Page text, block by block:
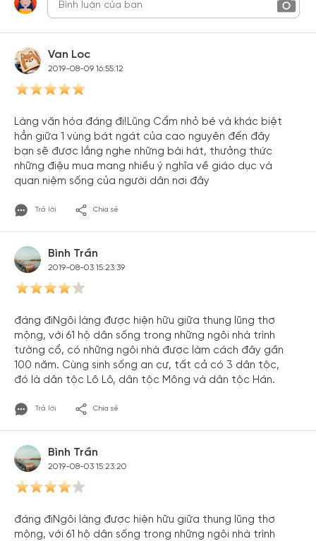
Van Loc
2019-08-09 16:55:12
Làng văn hóa đáng đi!Lũng Cẩm nhỏ bé và khác biệt
hẳn giữa 1 vùng bát ngát của cao nguyên đến đây
bạn sẽ đươc lắng nghe những bài hát, thưởng thức
những điệu mua mang nhiều ý nghĩa về giáo dục và
quan niệm sống của người dân nơi đây
Trả lời Chia sẻ
Bình Trần
2019-08-03 15:23:39
đáng điNgôi làng được hiện hữu giữa thung lũng thơ
mộng, với 61 hộ dân sống trong những ngôi nhà trình
tường cổ, có những ngôi nhà được làm cách đây gần
100 năm. Cùng sinh sống an cư, tất cả có 3 dân tộc,
đó là dân tộc Lô Lô, dân tộc Mông và dân tộc Hán.
Trả lời Chia sẻ
Bình Trần
2019-08-03 15:23:20
đáng điNgôi làng được hiện hữu giữa thung lũng thơ
mộng, với 61 hộ dân sống trong những ngôi nhà trình